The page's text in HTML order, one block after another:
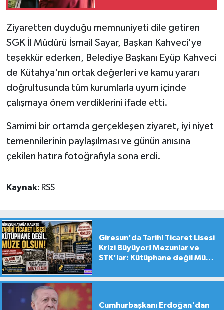
Ziyaretten duyduğu memnuniyeti dile getiren
SGK İl Müdürü İsmail Sayar, Başkan Kahveci'ye
teşekkür ederken, Belediye Başkanı Eyüp Kahveci
de Kütahya'nın ortak değerleri ve kamu yararı
doğrultusunda tüm kurumlarla uyum içinde
çalışmaya önem verdiklerini ifade etti.
Samimi bir ortamda gerçekleşen ziyaret, iyi niyet
temennilerinin paylaşılması ve günün anısına
çekilen hatıra fotoğrafıyla sona erdi.
Kaynak: RSS
Giresun'da Tarihi Ticaret Lisesi
Krizi Büyüyor! Mezunlar ve
STK'lar: Kütüphane değil Müze
Cumhurbaşkanı Erdoğan'dan